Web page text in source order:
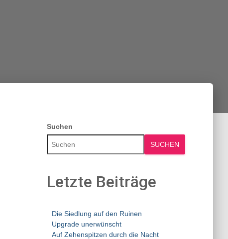
Suchen
SUCHEN
Letzte Beiträge
Die Siedlung auf den Ruinen
Upgrade unerwünscht
Auf Zehenspitzen durch die Nacht